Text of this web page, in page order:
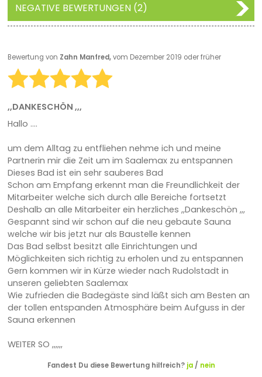
NEGATIVE BEWERTUNGEN (2)
Bewertung von Zahn Manfred,vom Dezember 2019 oder früher
,,DANKESCHÖN ,,,
Hallo ....
um dem Alltag zu entfliehen nehme ich und meine
Partnerin mir die Zeit um im Saalemax zu entspannen
Dieses Bad ist ein sehr sauberes Bad
Schon am Empfang erkennt man die Freundlichkeit der
Mitarbeiter welche sich durch alle Bereiche fortsetzt
Deshalb an alle Mitarbeiter ein herzliches ,,Dankeschön ,,,
Gespannt sind wir schon auf die neu gebaute Sauna
welche wir bis jetzt nur als Baustelle kennen
Das Bad selbst besitzt alle Einrichtungen und
Möglichkeiten sich richtig zu erholen und zu entspannen
Gern kommen wir in Kürze wieder nach Rudolstadt in
unseren geliebten Saalemax
Wie zufrieden die Badegäste sind läßt sich am Besten an
der tollen entspanden Atmosphäre beim Aufguss in der
Sauna erkennen
WEITER SO ,,,,,,
Fandest Du diese Bewertung hilfreich? ja/ nein